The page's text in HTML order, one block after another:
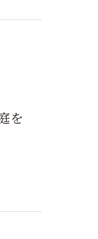
を